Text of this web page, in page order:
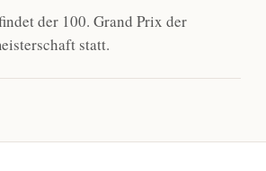
der 100. Grand Prix der
statt.